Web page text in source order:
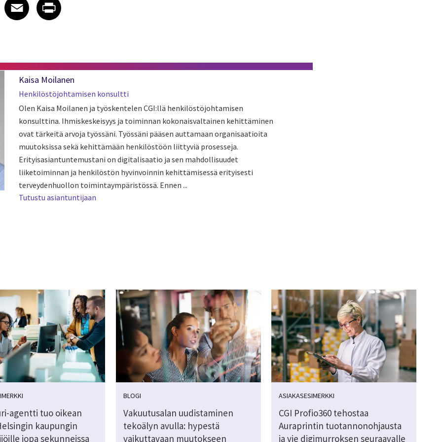
Kaisa Moilanen
Henkilöstöjohtamisen konsultti
Olen Kaisa Moilanen ja työskentelen CGI:llä henkilöstöjohtamisen
konsulttina. Ihmiskeskeisyys ja toiminnan kokonaisvaltainen kehittäminen
ovat tärkeitä arvoja työssäni. Työssäni pääsen auttamaan organisaatioita
muutoksissa sekä kehittämään henkilöstöön liittyviä prosesseja.
Erityisasiantuntemustani on digitalisaatio ja sen mahdollisuudet
liiketoiminnan ja henkilöstön hyvinvoinnin kehittämisessä erityisesti
terveydenhuollon toimintaympäristössä. Ennen ...
Tutustu asiantuntijaan
agentti tuo oikean
kaupungin
jopa sekunneissa
BLOGI
Vakuutusalan uudistaminen
tekoälyn avulla: hypestä
vaikuttavaan muutokseen
ASIAKASESIMERKKI
CGI Profio360 tehostaa
Auraprintin tuotannonohjausta
ja vie digimurroksen seuraavalle